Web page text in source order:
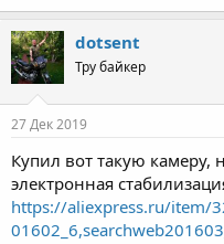
dotsent
Тру байкер
27 Дек 2019
Купил вот такую камеру,
электронная
https://aliexpress.ru/item/